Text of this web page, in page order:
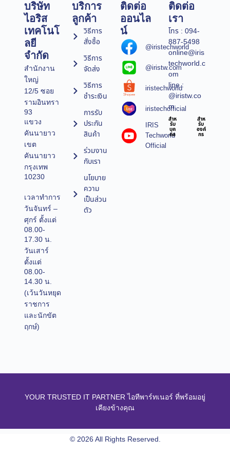
บริษัท
ไอริส
เทคโนโ
ลยี
จำกัด
สำนักงาน
ใหญ่
12/5 ซอย
รามอินทรา
93
แขวง
คันนายาว
เขต
คันนายาว
กรุงเทพ
10230
เวลาทำการ
วันจันทร์ –
ศุกร์ ตั้งแต่
08.00-
17.30 น.
วันเสาร์
ตั้งแต่
08.00-
14.30 น.
(เว้นวันหยุด
ราชการ
และนักขัต
ฤกษ์)
บริการ
ลูกค้า
วิธีการ
สั่งซื้อ
วิธีการ
จัดส่ง
วิธีการ
ชำระเงิน
การรับ
ประกัน
สินค้า
ร่วมงาน
กับเรา
นโยบาย
ความ
เป็นส่วน
ตัว
ติดต่อ
ออนไล
น์
@iristechworld
@iristw.com
iristechworld
iristechofficial
IRIS
Techworld
Official
ติดต่อ
เรา
โทร : 094-
887-5498
online@iris
techworld.c
om
line :
@iristw.co
m
สำห
รับ
บุค
คล
สำห
รับ
องค์
กร
YOUR TRUSTED IT PARTNER ไอทีพาร์ทเนอร์ ที่พร้อมอยู่
เคียงข้างคุณ
© 2026 All Rights Reserved.